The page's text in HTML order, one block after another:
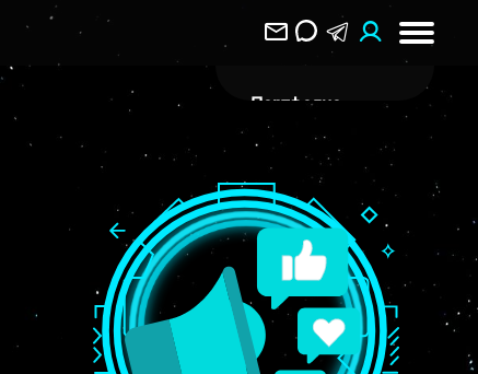
Портфолио
О Компании
Клиентам
Отзывы
Блог
Вакансии
Контакты